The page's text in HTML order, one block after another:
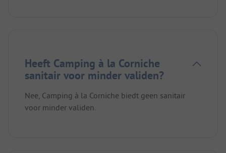
Heeft Camping à la Corniche
sanitair voor minder validen?
Nee, Camping à la Corniche biedt geen sanitair
voor minder validen.